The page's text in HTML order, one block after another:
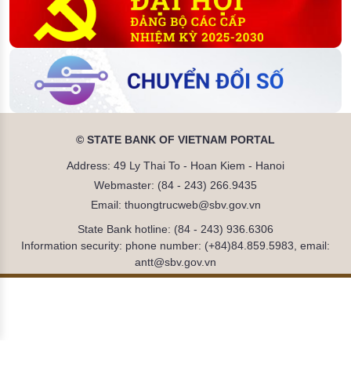
© STATE BANK OF VIETNAM PORTAL
Address: 49 Ly Thai To - Hoan Kiem - Hanoi
Webmaster: (84 - 243) 266.9435
Email: thuongtrucweb@sbv.gov.vn
State Bank hotline: (84 - 243) 936.6306
Information security: phone number: (+84)84.859.5983, email:
antt@sbv.gov.vn